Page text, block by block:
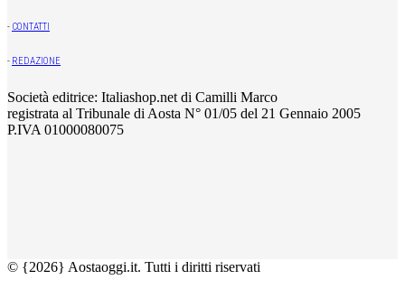
- CONTATTI
- REDAZIONE
Società editrice: Italiashop.net di Camilli Marco
registrata al Tribunale di Aosta N° 01/05 del 21 Gennaio 2005
P.IVA 01000080075
© {2026} Aostaoggi.it. Tutti i diritti riservati